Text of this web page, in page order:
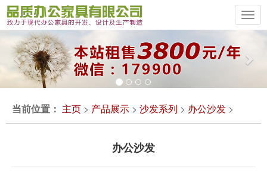
Previous
当前位置： 主页 > 产品展示 > 沙发系列 > 办公沙发 >
办公沙发